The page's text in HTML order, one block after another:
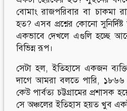
বোমাং রাজপরিবার বা চাকমা
হত? এসব প্রশ্নের কোনো
একভাবে দেখলে এগুলি হচ্ছে
বিভিন্ন রূপ।
সেটা হল, ইতিহাসে একজন
দাগে আমরা বলতে পারি,
কেউ পার্বত্য চট্টগ্রামের প্রশাসক
সে অঞ্চলের ইতিহাস হয়ত খুব